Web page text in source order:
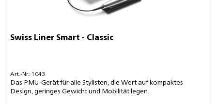
Swiss Liner Smart - Classic
Art.-Nr.: 1043
Das PMU-Gerät für alle Stylisten, die Wert auf kompaktes
Design, geringes Gewicht und Mobilität legen.